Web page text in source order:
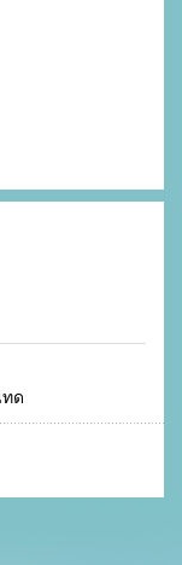
ด